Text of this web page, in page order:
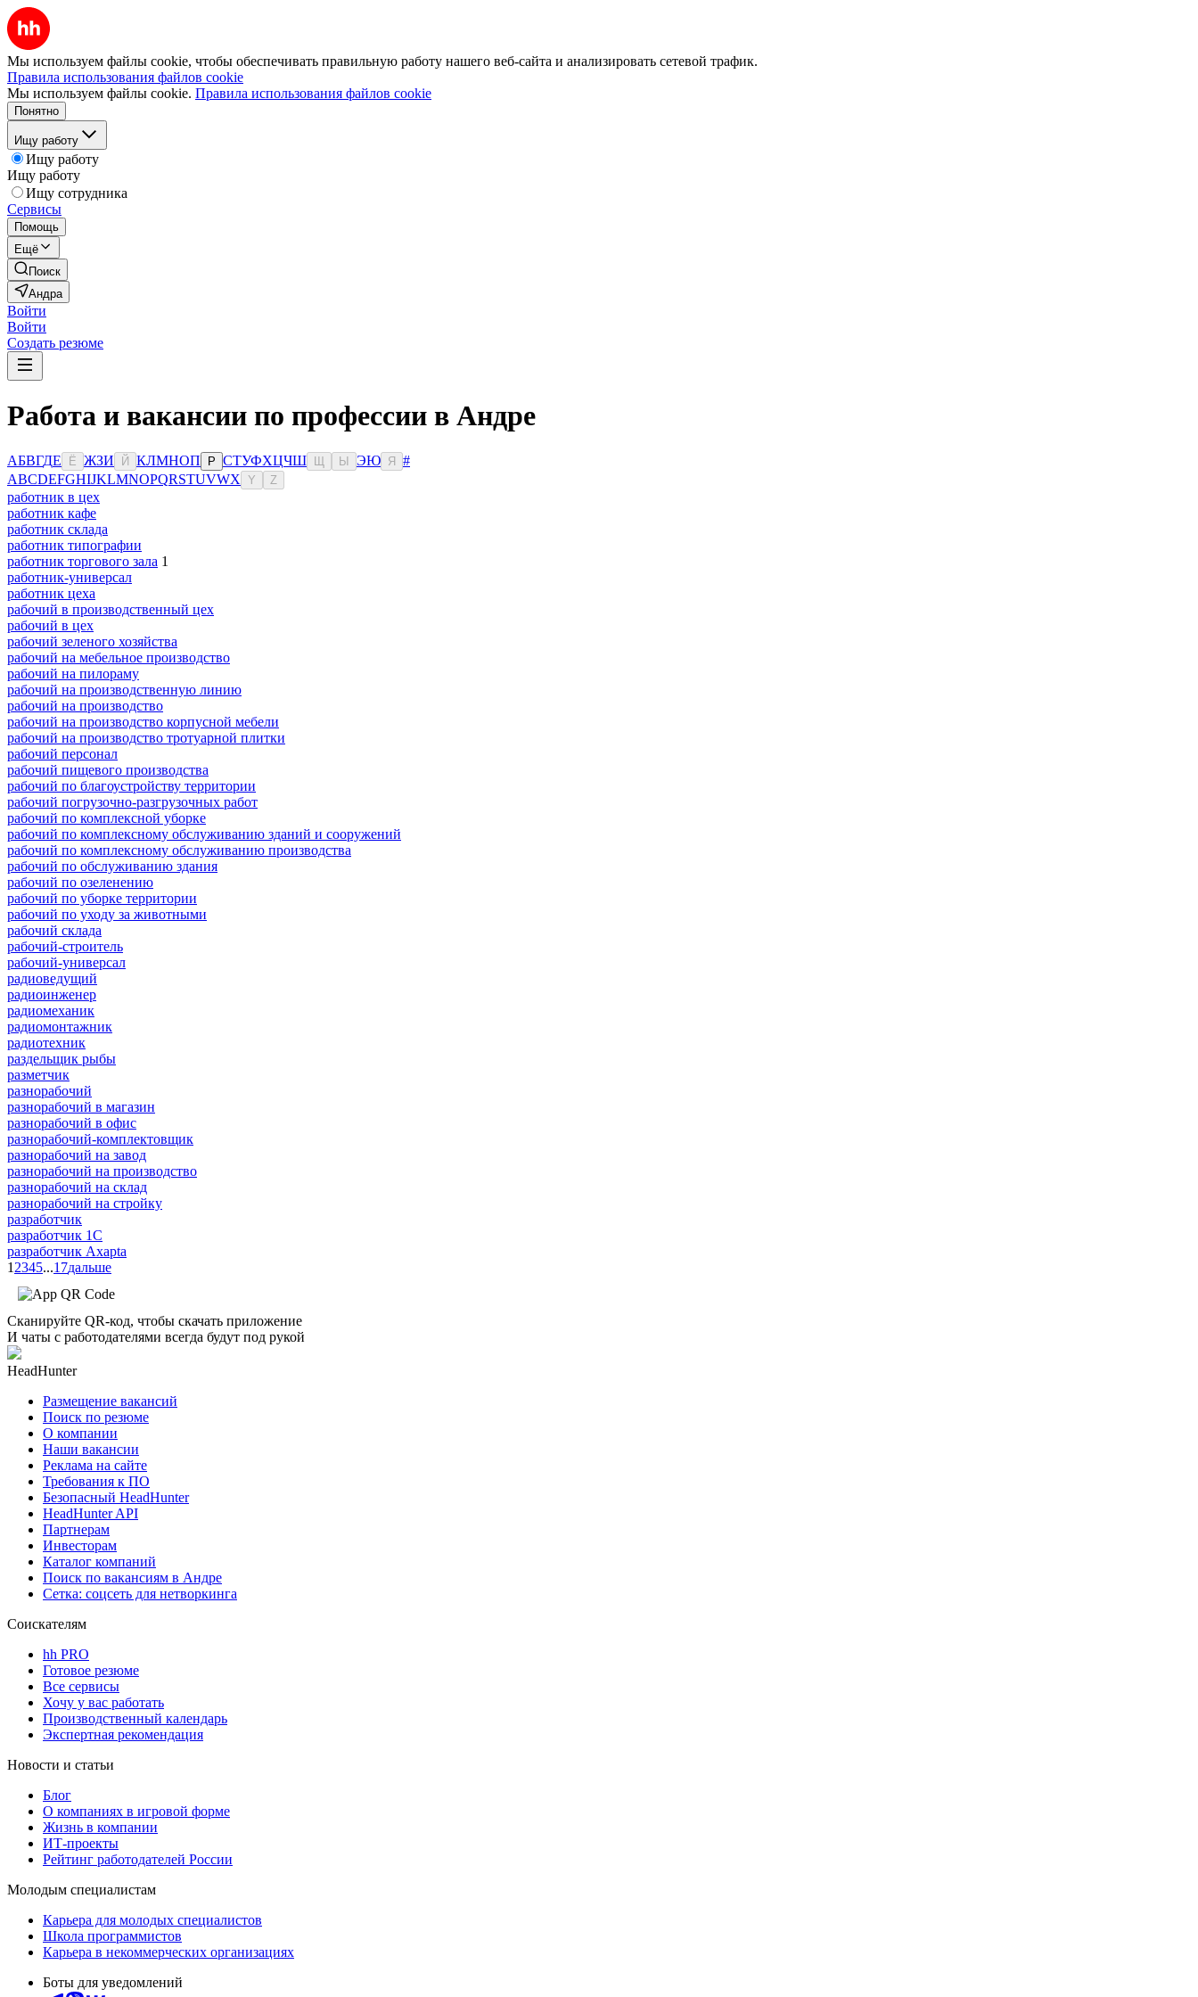
Мы используем файлы cookie, чтобы обеспечивать правильную работу нашего веб-сайта и анализировать сетевой трафик.
Правила использования файлов cookie
Мы используем файлы cookie. Правила использования файлов cookie
Понятно
Ищу работу
Ищу работу
Ищу работу
Ищу сотрудника
Сервисы
Помощь
Ещё
Поиск
Андра
Войти
Войти
Создать резюме
Работа и вакансии по профессии в Андре
АБВГДЕ Ё ЖЗИ Й КЛМНОП Р СТУФХЦЧШ Ы ЭЮ Я
#
ABCDEFGHIJKLMNOPQRSTUVWX Y Z
работник в цех
работник кафе
работник склада
работник типографии
работник торгового зала 1
работник-универсал
работник цеха
рабочий в производственный цех
рабочий в цех
рабочий зеленого хозяйства
рабочий на мебельное производство
рабочий на пилораму
рабочий на производственную линию
рабочий на производство
рабочий на производство корпусной мебели
рабочий на производство тротуарной плитки
рабочий персонал
рабочий пищевого производства
рабочий по благоустройству территории
рабочий погрузочно-разгрузочных работ
рабочий по комплексной уборке
рабочий по комплексному обслуживанию зданий и сооружений
рабочий по комплексному обслуживанию производства
рабочий по обслуживанию здания
рабочий по озеленению
рабочий по уборке территории
рабочий по уходу за животными
рабочий склада
рабочий-строитель
рабочий-универсал
радиоведущий
радиоинженер
радиомеханик
радиомонтажник
радиотехник
раздельщик рыбы
разметчик
разнорабочий
разнорабочий в магазин
разнорабочий в офис
разнорабочий-комплектовщик
разнорабочий на завод
разнорабочий на производство
разнорабочий на склад
разнорабочий на стройку
разработчик
разработчик 1C
разработчик Axapta
1 2345...17дальше
Сканируйте QR-код, чтобы скачать приложение
И чаты с работодателями всегда будут под рукой
HeadHunter
Размещение вакансий
Поиск по резюме
О компании
Наши вакансии
Реклама на сайте
Требования к ПО
Безопасный HeadHunter
HeadHunter API
Партнерам
Инвесторам
Каталог компаний
Поиск по вакансиям в Андре
Сетка: соцсеть для нетворкинга
Соискателям
hh PRO
Готовое резюме
Все сервисы
Хочу у вас работать
Производственный календарь
Экспертная рекомендация
Новости и статьи
Блог
О компаниях в игровой форме
Жизнь в компании
ИТ-проекты
Рейтинг работодателей России
Молодым специалистам
Карьера для молодых специалистов
Школа программистов
Карьера в некоммерческих организациях
Боты для уведомлений